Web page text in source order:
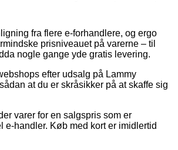
fra flere e-forhandlere, og ergo
prisniveauet på varerne – til
nogle gange yde gratis levering.
efter udsalg på Lammy
at du er skråsikker på at skaffe sig
varer for en salgspris som er
handler. Køb med kort er imidlertid